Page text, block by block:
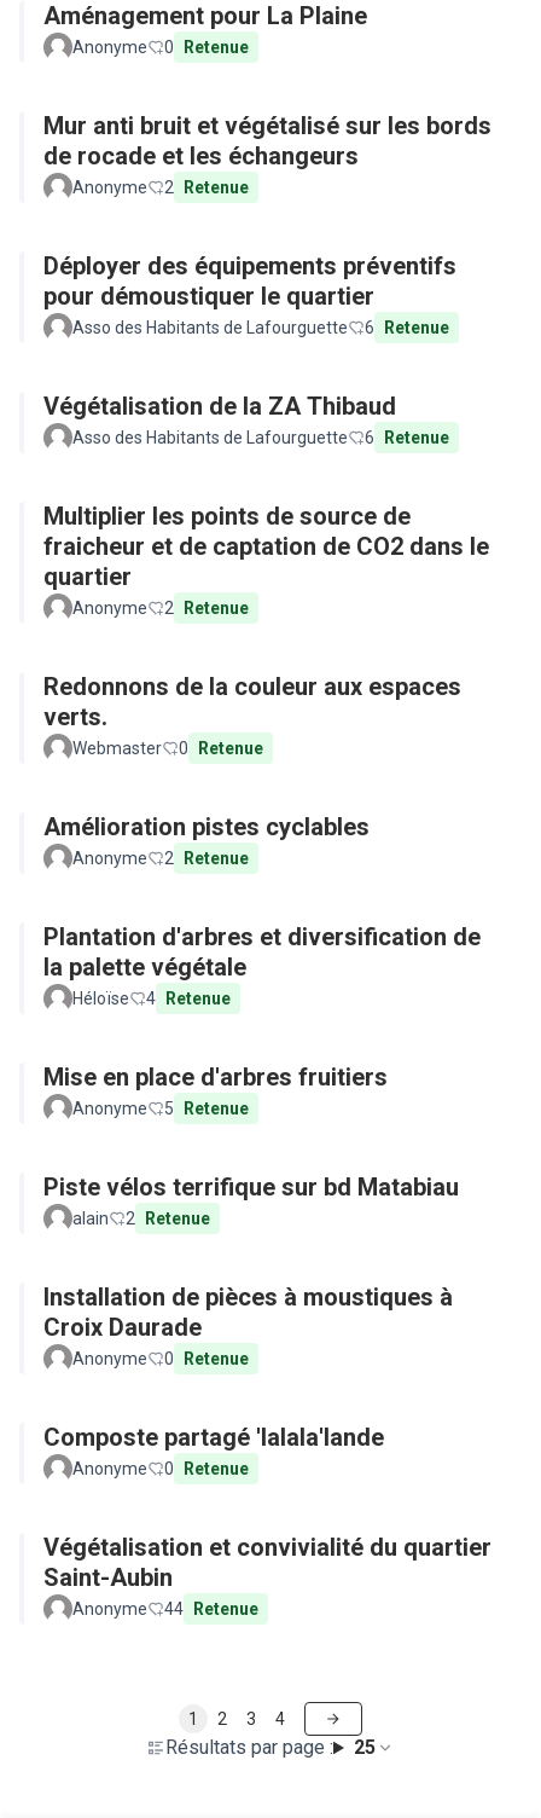
Aménagement pour La Plaine
Anonyme 0 Retenue
Mur anti bruit et végétalisé sur les bords
de rocade et les échangeurs
Anonyme 2 Retenue
Déployer des équipements préventifs
pour démoustiquer le quartier
Asso des Habitants de Lafourguette 6 Retenue
Végétalisation de la ZA Thibaud
Asso des Habitants de Lafourguette 6 Retenue
Multiplier les points de source de
fraicheur et de captation de CO2 dans le
quartier
Anonyme 2 Retenue
Redonnons de la couleur aux espaces
verts.
Webmaster 0 Retenue
Amélioration pistes cyclables
Anonyme 2 Retenue
Plantation d'arbres et diversification de
la palette végétale
Héloïse 4 Retenue
Mise en place d'arbres fruitiers
Anonyme 5 Retenue
Piste vélos terrifique sur bd Matabiau
alain 2 Retenue
Installation de pièces à moustiques à
Croix Daurade
Anonyme 0 Retenue
Composte partagé 'lalala'lande
Anonyme 0 Retenue
Végétalisation et convivialité du quartier
Saint-Aubin
Anonyme 44 Retenue
Résultats par page : 25
1 2 3 4